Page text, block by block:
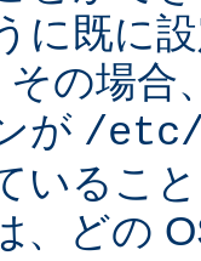
に既に
その場合
が /
いるこ
、どの